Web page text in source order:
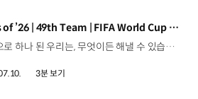
]
Class of ’26 | 49th Team | FIFA World Cup 2026™
영감으로 하나 된 우리는, 무엇이든 해낼 수 있습니다.세계 곳곳에서 모인 2026년의 주인공들이 FIFA 월드컵™ 오피셜 매치볼 캐리어로 꿈의 무대에 섰습니다. 자세히 보기 ▶ #Kia #InspirationConnectsUsAll #49thTeam #OMBC #FIFAWorldCup2026 유튜브 쇼츠 보기 >
3분 보기